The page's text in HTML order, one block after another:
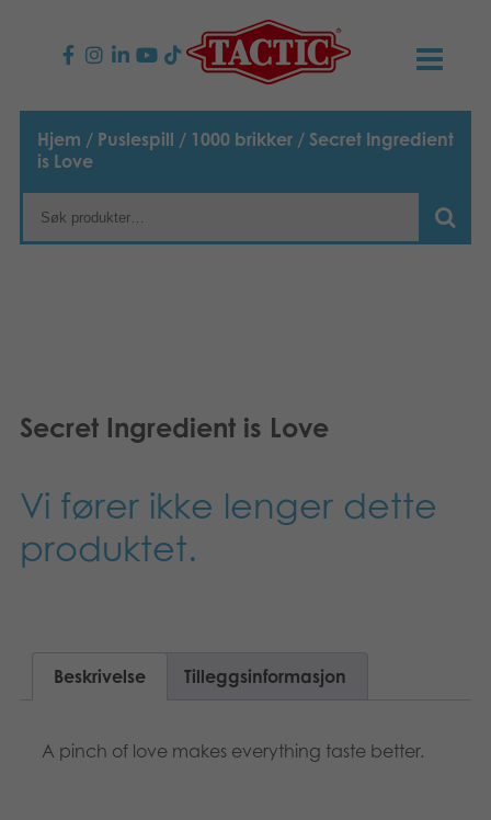
PRODUKTER
Barnespill
Familiespill
Bøker
TACTIC
Suomi
Dansk
Svenska
Hjem / Puslespill / 1000 brikker / Secret Ingredient
is Love
Secret Ingredient is Love
Vi fører ikke lenger dette
produktet.
Beskrivelse Tilleggsinformasjon
A pinch of love makes everything taste better.